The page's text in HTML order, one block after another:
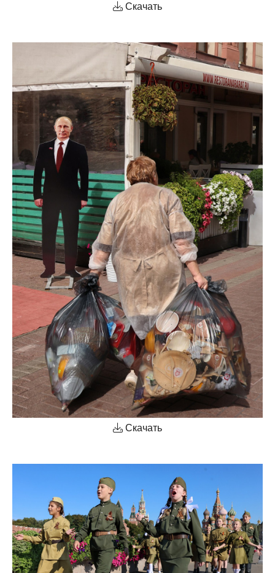
Скачать
Скачать